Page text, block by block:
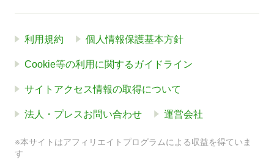
利用規約 個人情報保護基本方針
Cookie等の利用に関するガイドライン
サイトアクセス情報の取得について
法人・プレスお問い合わせ 運営会社
※本サイトはアフィリエイトプログラムによる収益を得ていま
す